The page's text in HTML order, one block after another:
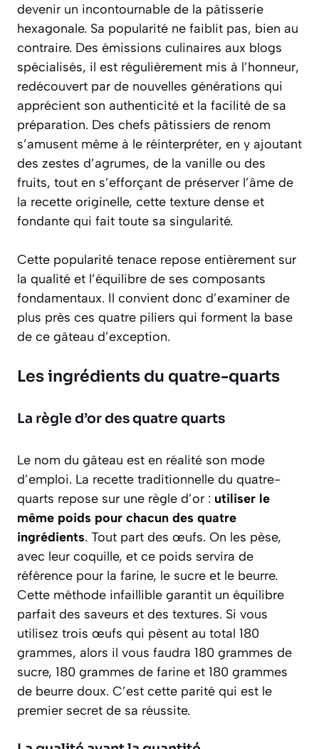
devenir un incontournable de la pâtisserie
hexagonale. Sa popularité ne faiblit pas, bien au
contraire. Des émissions culinaires aux blogs
spécialisés, il est régulièrement mis à l’honneur,
redécouvert par de nouvelles générations qui
apprécient son authenticité et la facilité de sa
préparation. Des chefs pâtissiers de renom
s’amusent même à le réinterpréter, en y ajoutant
des zestes d’agrumes, de la vanille ou des
fruits, tout en s’efforçant de préserver l’âme de
la recette originelle, cette texture dense et
fondante qui fait toute sa singularité.
Cette popularité tenace repose entièrement sur
la qualité et l’équilibre de ses composants
fondamentaux. Il convient donc d’examiner de
plus près ces quatre piliers qui forment la base
de ce gâteau d’exception.
Les ingrédients du quatre-quarts
La règle d’or des quatre quarts
Le nom du gâteau est en réalité son mode
d’emploi. La recette traditionnelle du quatre-
quarts repose sur une règle d’or : utiliser le
même poids pour chacun des quatre
ingrédients. Tout part des œufs. On les pèse,
avec leur coquille, et ce poids servira de
référence pour la farine, le sucre et le beurre.
Cette méthode infaillible garantit un équilibre
parfait des saveurs et des textures. Si vous
utilisez trois œufs qui pèsent au total 180
grammes, alors il vous faudra 180 grammes de
sucre, 180 grammes de farine et 180 grammes
de beurre doux. C’est cette parité qui est le
premier secret de sa réussite.